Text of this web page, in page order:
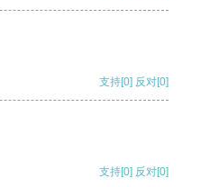
支持[0] 反对[0]
支持[0] 反对[0]